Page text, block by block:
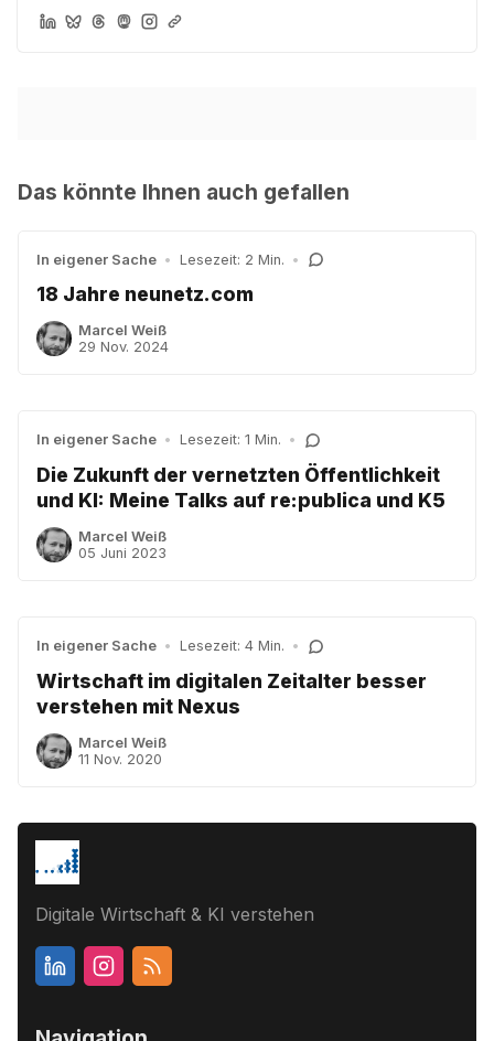
Das könnte Ihnen auch gefallen
In eigener Sache • Lesezeit: 2 Min. •
18 Jahre neunetz.com
Marcel Weiß
29 Nov. 2024
In eigener Sache • Lesezeit: 1 Min. •
Die Zukunft der vernetzten Öffentlichkeit
und KI: Meine Talks auf re:publica und K5
Marcel Weiß
05 Juni 2023
In eigener Sache • Lesezeit: 4 Min. •
Wirtschaft im digitalen Zeitalter besser
verstehen mit Nexus
Marcel Weiß
11 Nov. 2020
Digitale Wirtschaft & KI verstehen